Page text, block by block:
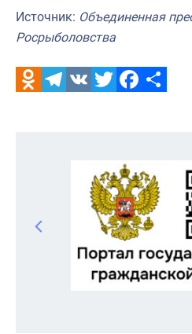
Источник: Объединенная
Росрыболовства